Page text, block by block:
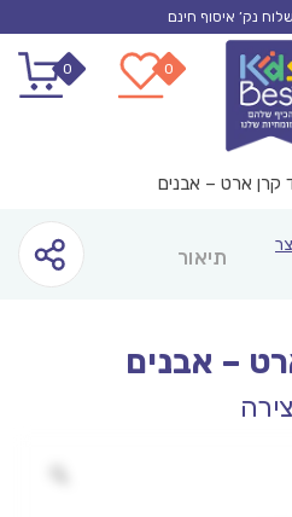
0
0
קרן ארט – אבנים
תיאור
– אבנים